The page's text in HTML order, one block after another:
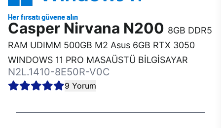
Casper Nirvana N200 8GB DDR5
RAM UDIMM 500GB M2 Asus 6GB RTX 3050
WINDOWS 11 PRO MASAÜSTÜ BİLGİSAYAR
N2L.1410-8E50R-V0C
9 Yorum